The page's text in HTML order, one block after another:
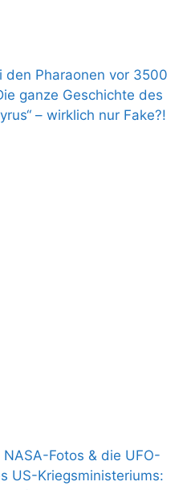
den Pharaonen vor 3500
ganze Geschichte des
– wirklich nur Fake?!
NASA-Fotos & die UFO-
US-Kriegsministeriums: